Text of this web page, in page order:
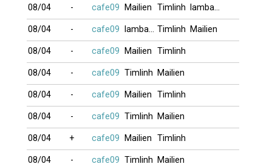
08/04 - cafe09 Mailien Timlinh lambada999
08/04 - cafe09 lambada999 Timlinh Mailien
08/04 - cafe09 Mailien Timlinh
08/04 - cafe09 Timlinh Mailien
08/04 - cafe09 Mailien Timlinh
08/04 - cafe09 Timlinh Mailien
08/04 + cafe09 Mailien Timlinh
08/04 - cafe09 Timlinh Mailien